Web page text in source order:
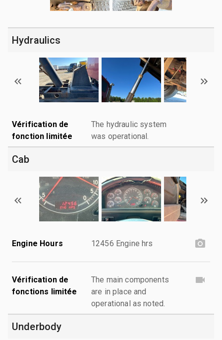
Hydraulics
Vérification de
fonction limitée
The hydraulic system
was operational.
Cab
Engine Hours 12456 Engine hrs
Vérification de
fonctions limitée
The main components
are in place and
operational as noted.
Underbody